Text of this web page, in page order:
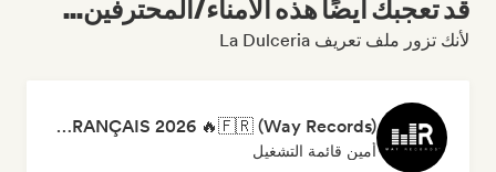
قد تعجبك أيضًا هذه الأمناء/المحترفين...
لأنك تزور ملف تعريف La Dulceria
RAP FRANÇAIS 2026 🔥🇫🇷 (Way Records)
أمين قائمة التشغيل